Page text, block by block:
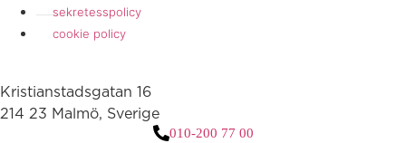
sekretesspolicy
cookie policy
Kristianstadsgatan 16
214 23 Malmö, Sverige
010-200 77 00